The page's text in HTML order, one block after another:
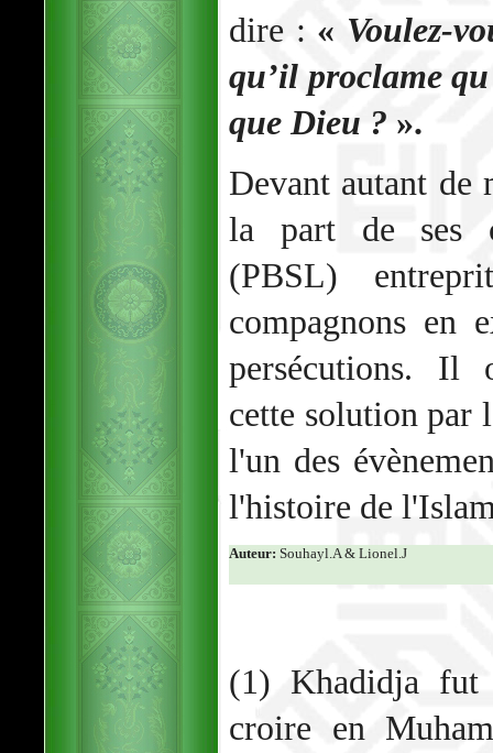
dire : « Voulez-
qu’il proclame
que Dieu ? ».
Devant autant de
la part de ses
(PBSL)
compagnons en
persécutions. Il
cette solution par
l'un des
l'histoire de
Auteur: Souhayl.A & Lionel.J
(1) Khadidja fut
croire en